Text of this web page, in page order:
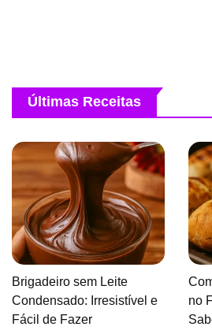
Últimas Receitas
Brigadeiro sem Leite
Condensado: Irresistível e
Fácil de Fazer
no